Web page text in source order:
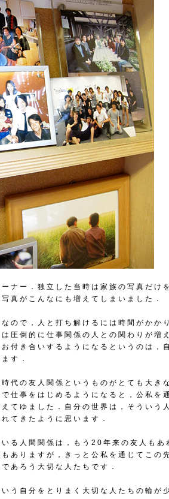
ナー．独立した当時は家族の写真だけ
真がこんなにも増えてしまいました．
ので，人と打ち解けるには時間がかか
圧倒的に仕事関係の人との関わりが増
付き合いするようになるというのは，
す．
代の友人関係というものがとても大き
仕事をはじめるようになると，公私を
てゆました．自分の世界は，そういう
てきたように思います．
る人間関係は，もう20年来の友人もあ
ありますが，きっと公私を通じてこの
あろう大切な人たちです．
う自分をとりまく大切な人たちの輪が